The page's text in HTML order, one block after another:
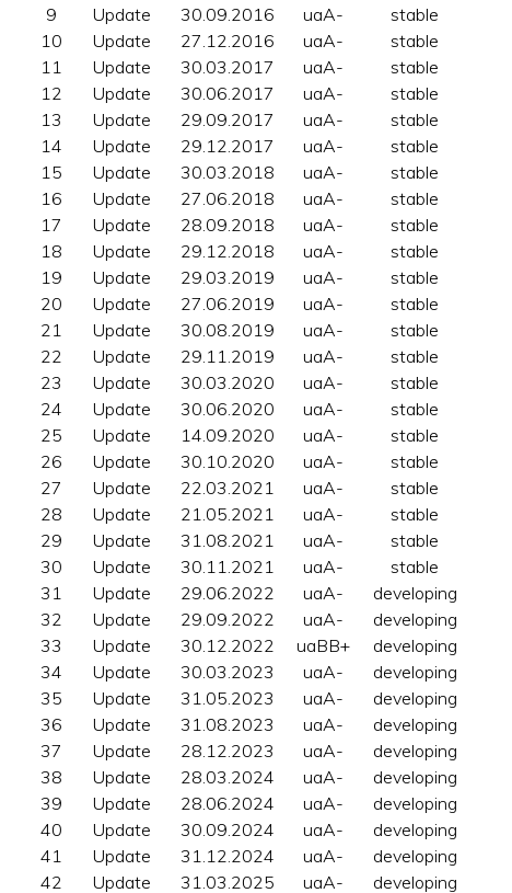
9
Update 30.09.2016 uaA- stable
10
Update 27.12.2016 uaA- stable
11
Update 30.03.2017 uaA- stable
12
Update 30.06.2017 uaA- stable
13
Update 29.09.2017 uaA- stable
14
Update 29.12.2017 uaA- stable
15
Update 30.03.2018 uaA- stable
16
Update 27.06.2018 uaA- stable
17
Update 28.09.2018 uaA- stable
18
Update 29.12.2018 uaA- stable
19
Update 29.03.2019 uaA- stable
20
Update 27.06.2019 uaA- stable
21
Update 30.08.2019 uaA- stable
22
Update 29.11.2019 uaA- stable
23
Update 30.03.2020 uaA- stable
24
Update 30.06.2020 uaA- stable
25
Update 14.09.2020 uaA- stable
26
Update 30.10.2020 uaA- stable
27
Update 22.03.2021 uaA- stable
28
Update 21.05.2021 uaA- stable
29
Update 31.08.2021 uaA- stable
30
Update 30.11.2021 uaA- stable
31
Update 29.06.2022 uaA- developing
32
Update 29.09.2022 uaA- developing
33
Update 30.12.2022 uaBB+ developing
34
Update 30.03.2023 uaA- developing
35
Update 31.05.2023 uaA- developing
36
Update 31.08.2023 uaA- developing
37
Update 28.12.2023 uaA- developing
38
Update 28.03.2024 uaA- developing
39
Update 28.06.2024 uaA- developing
40
Update 30.09.2024 uaA- developing
41
Update 31.12.2024 uaA- developing
42
Update 31.03.2025 uaA- developing